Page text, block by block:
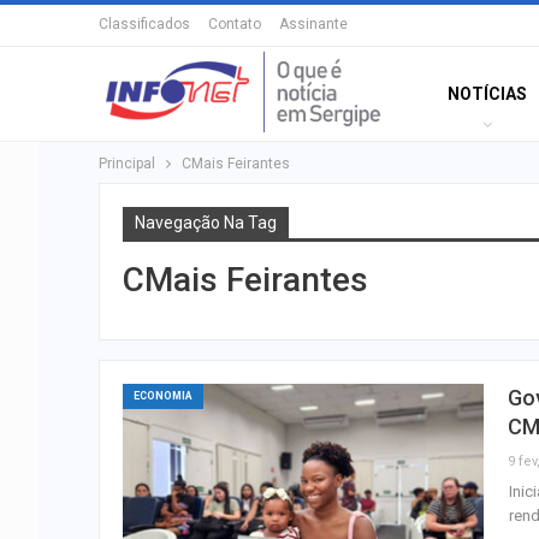
Classificados Contato Assinante
NOTÍCIAS
Principal CMais Feirantes
Navegação Na Tag
CMais Feirantes
ECONOMIA
9